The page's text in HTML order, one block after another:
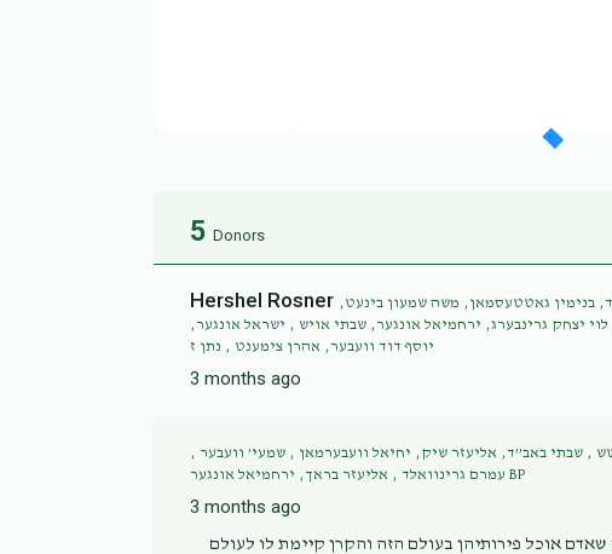
5 Donors
Hershel Rosner בנימין גאטטעסמאן, משה שמעון בינעט,
יצחק גרינבערג, ירחמיאל אונגער, שבתי אויש , ישראל אונגער,
יוסף דוד וועבער, אהרן צימענט , נתן ז
3 months ago
, שבתי באב”ד, אליעזר שיק, יחיאל וועבערמאן , שמעי’ וועבער ,
עמרם גרינוואלד , אליעזר בראך, ירחמיאל אונגער BP
3 months ago
שאדם אוכל פירותיהן בעולם הזה והקרן קיימת לו לעולם